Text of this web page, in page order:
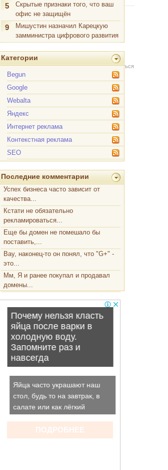
5
Скрытые признаки того, что ваш
офис не защищён
9
Мишустин назначил Карецкую
замминистра цифрового развития
Категории
Begun
Google
Webalta
Яндекс
Интернет реклама
Контекстная реклама
SEO
Последние комментарии
Успех бизнеса часто зависит от
качества...
Кстати не обязательно
рекламироваться...
Еще бы домен не помешало бы
поставить,...
Вау, наконец-то он понял, что "G+" -
это...
Мм, Я и ранее покупал и продавал
домены...
через форму на сайте. Вы можете связаться